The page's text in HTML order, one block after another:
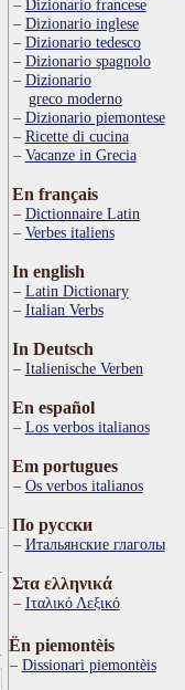
Dizionario francese
Dizionario inglese
Dizionario tedesco
Dizionario spagnolo
Dizionario
greco moderno
Dizionario piemontese
Ricette di cucina
Vacanze in Grecia
En français
Dictionnaire Latin
Verbes italiens
In english
Latin Dictionary
Italian Verbs
In Deutsch
Italienische Verben
En español
Los verbos italianos
Em portugues
Os verbos italianos
По русски
Итальянские глаголы
Στα ελληνικά
Ιταλικό Λεξικό
Ën piemontèis
Dissionari piemontèis